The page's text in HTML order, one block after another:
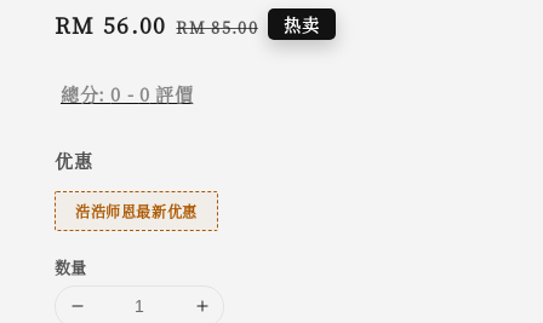
Sale
RM 56.00 Regular
RM 85.00 热卖
總分:0 - 0 評價
优惠
浩浩师恩最新优惠
数量